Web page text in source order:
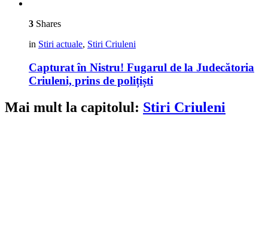
3 Shares
in Stiri actuale, Stiri Criuleni
Capturat în Nistru! Fugarul de la Judecătoria
Criuleni, prins de polițiști
Mai mult la capitolul: Stiri Criuleni